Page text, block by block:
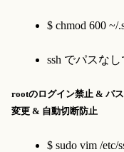
$ chmod 600 ~/
ssh でパスな
rootのログイン禁止 & パ
変更 & 自動切断防止
$ sudo vim /etc/